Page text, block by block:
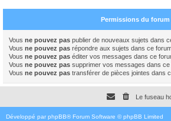
Permissions du forum
Vous ne pouvez pas publier de nouveaux sujets dans
Vous ne pouvez pas répondre aux sujets dans ce
Vous ne pouvez pas éditer vos messages dans ce
Vous ne pouvez pas supprimer vos messages dans ce
Vous ne pouvez pas transférer de pièces jointes dans
Le fuseau
Développé par phpBB® Forum Software © phpBB Limited